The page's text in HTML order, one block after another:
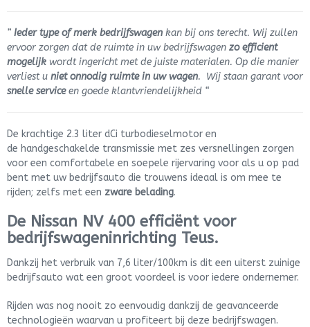
” Ieder type of merk bedrijfswagen kan bij ons terecht. Wij zullen
ervoor zorgen dat de ruimte in uw bedrijfswagen zo efficient
mogelijk wordt ingericht met de juiste materialen. Op die manier
verliest u niet onnodig ruimte in uw wagen. Wij staan garant voor
snelle serviceen goede klantvriendelijkheid “
De krachtige 2.3 liter dCi turbodieselmotor en
de handgeschakelde transmissie met zes versnellingen zorgen
voor een comfortabele en soepele rijervaring voor als u op pad
bent met uw bedrijfsauto die trouwens ideaal is om mee te
rijden; zelfs met een zware belading.
De Nissan NV 400 efficiënt voor
bedrijfswageninrichting Teus.
Dankzij het verbruik van 7,6 liter/100km is dit een uiterst zuinige
bedrijfsauto wat een groot voordeel is voor iedere ondernemer.
Rijden was nog nooit zo eenvoudig dankzij de geavanceerde
technologieën waarvan u profiteert bij deze bedrijfswagen.